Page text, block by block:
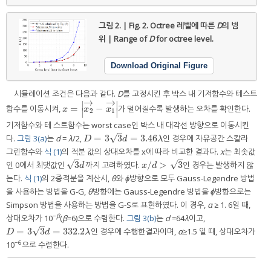
그림 2. | Fig. 2. Octree 레벨에 따른 D의 범
위 | Range ofDfor octree level.
Download Original Figure
시뮬레이션 조건은 다음과 같다. D를 고정시킨 후 박스 내 기저함수와 테스트
함수를 이동시켜, x = ∣
∣x2
→
− x1
→∣
∣
x= |x 2→− x1 →| 가 멀어질수록 발생하는 오차를 확인한다.
기저함수와 테 스트함수는 worst case인 박스 내 대각선 방향으로 이동시킨
다. 그림 3(a)는 d= λ/2, D = 3 3
–
√ d = 3.46λ
D= 33 d=3.46λ
인 경우에 자유공간 스칼라
그린함수와 식 (1)의 적분 값의 상대오차를 x에 따라 비교한 결과다. x는 최솟값
인 0에서 최댓값인
3
–
√ d
3d 까지 고려하였다. x/d > 3
–
√
x/d> 3
인 경우는 발생하지 않
는다. 식 (1)의 2중적분을 계산시, θ와ϕ방향으로 모두 Gauss-Legendre 방법
을 사용하는 방법을 G-G, θ방향에는 Gauss-Legendre 방법을ϕ방향으로는
Simpson 방법을 사용하는 방법을 G-S로 표현하였다. 이 경우, α≥ 1. 6일 때,
상대오차가 10−β(β=6)으로 수렴한다. 그림 3(b)는 d=64λ이고,
D = 3 3
–
√ d = 332.2λ
D= 33 d=332.2 λ 인 경우에 수행한결과이며, α≥1.5 일 때, 상대오차가
10−6으로 수렴한다.